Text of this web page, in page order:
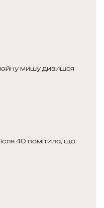
мишу дивишся
40 помітила, що